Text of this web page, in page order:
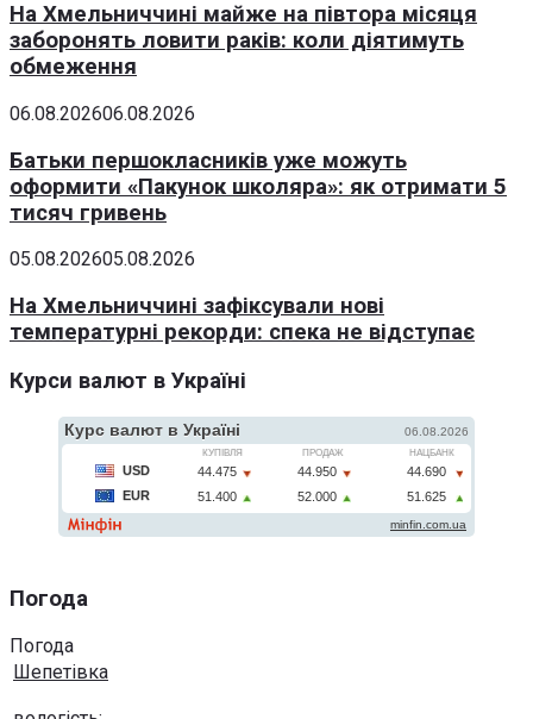
На Хмельниччині майже на півтора місяця
заборонять ловити раків: коли діятимуть
обмеження
06.08.202606.08.2026
Батьки першокласників уже можуть
оформити «Пакунок школяра»: як отримати 5
тисяч гривень
05.08.202605.08.2026
На Хмельниччині зафіксували нові
температурні рекорди: спека не відступає
Курси валют в Україні
Погода
Погода
Шепетівка